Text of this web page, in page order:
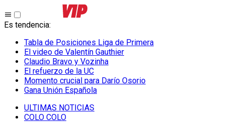
Es tendencia:
Tabla de Posiciones Liga de Primera
El video de Valentín Gauthier
Claudio Bravo y Vozinha
El refuerzo de la UC
Momento crucial para Darío Osorio
Gana Unión Española
ULTIMAS NOTICIAS
COLO COLO